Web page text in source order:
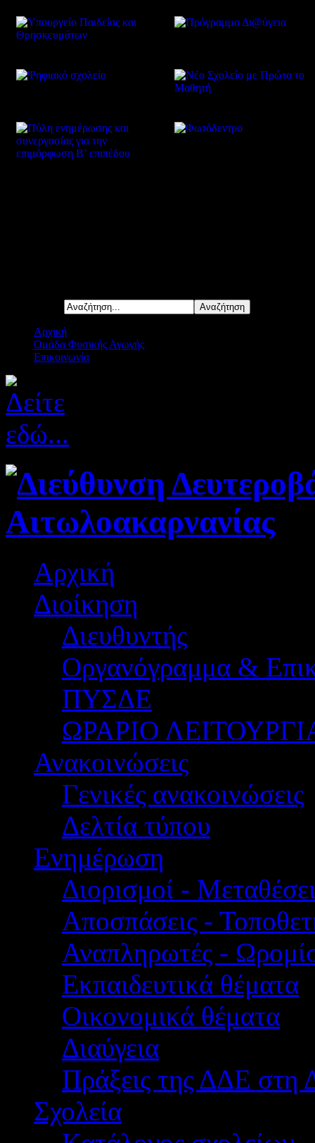
Αρχική
Ομάδα Φυσικής Αγωγής
Επικοινωνία
Αρχική
Διοίκηση
Διευθυντής
Οργανόγραμμα &
ΠΥΣΔΕ
ΩΡΑΡΙΟ
Ανακοινώσεις
Γενικές ανακοινώσεις
Δελτία τύπου
Ενημέρωση
Διορισμοί -
Αποσπάσεις -
Αναπληρωτές -
Εκπαιδευτικά θέματα
Οικονομικά θέματα
Διαύγεια
Πράξεις της ΔΔΕ στη
Σχολεία